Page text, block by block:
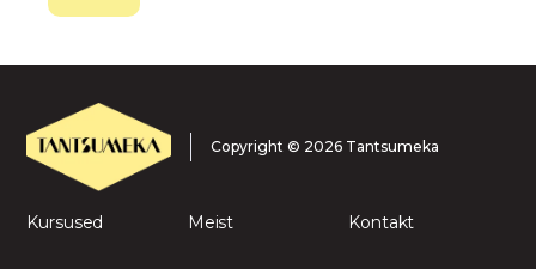
Copyright © 2026 Tantsumeka
Kursused Meist Kontakt